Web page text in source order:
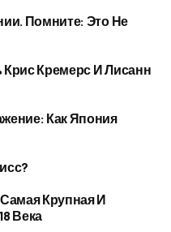
Помните: Это Не
Кремерс И Лисанн
Как Япония
Крупная И
Века